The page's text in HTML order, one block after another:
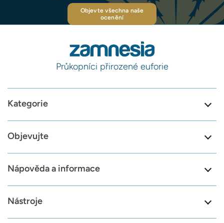
Objevte všechna naše
ocenění
Průkopníci přirozené euforie
Kategorie
Objevujte
Nápověda a informace
Nástroje